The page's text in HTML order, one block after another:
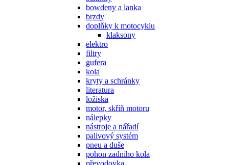
bowdeny a lanka
brzdy
doplňky k motocyklu
klaksony
elektro
filtry
gufera
kola
kryty a schránky
literatura
ložiska
motor, skříň motoru
nálepky
nástroje a nářadí
palivový systém
pneu a duše
pohon zadního kola
převodovka